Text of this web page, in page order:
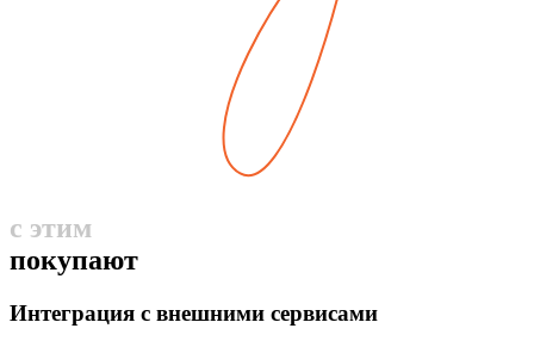
с этим
покупают
Интеграция с внешними сервисами